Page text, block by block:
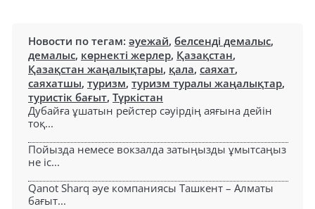
Новости по тегам: әуежай, белсенді демалыс,
демалыс, көрнекті жерлер, Қазақстан,
Қазақстан жаңалықтары, қала, саяхат,
саяхатшы, туризм, туризм туралы жаңалықтар,
туристік бағыт, Түркістан
Дубайға ұшатын рейстер сәуірдің аяғына дейін
тоқ...
Пойызда немесе вокзалда затыңызды ұмытсаңыз
не іс...
Qanot Sharq әуе компаниясы Ташкент – Алматы
бағыт...